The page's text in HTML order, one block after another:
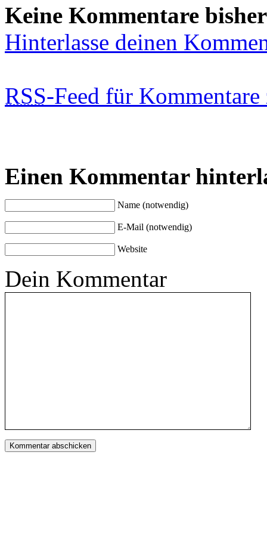
Keine Kommentare bisher
Hinterlasse deinen
RSS-Feed für
Einen Kommentar
Name (notwendig)
E-Mail (notwendig)
Website
Dein Kommentar